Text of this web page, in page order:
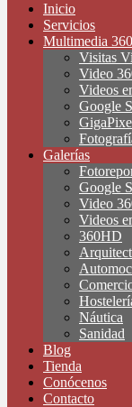
Inicio
Servicios
Multimedia
Visitas
Video
Videos
Google
Galerías
Google
Video
Videos
360HD
Náutica
Sanidad
Blog
Tienda
Conócenos
Contacto